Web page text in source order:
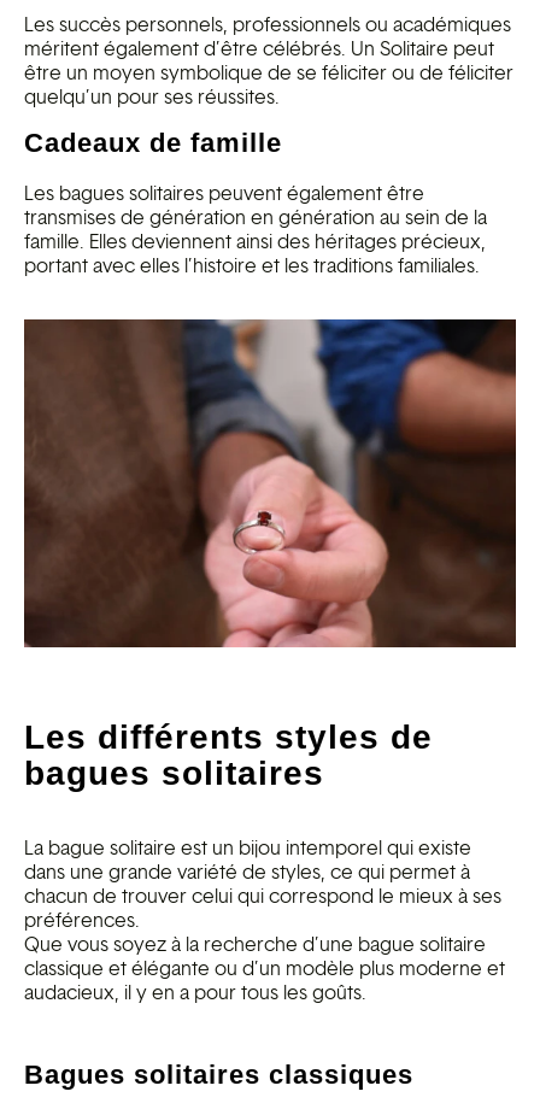
Les succès personnels, professionnels ou académiques
méritent également d’être célébrés. Un Solitaire peut
être un moyen symbolique de se féliciter ou de féliciter
quelqu’un pour ses réussites.
Cadeaux de famille
Les bagues solitaires peuvent également être
transmises de génération en génération au sein de la
famille. Elles deviennent ainsi des héritages précieux,
portant avec elles l’histoire et les traditions familiales.
Les différents styles de
bagues solitaires
La bague solitaire est un bijou intemporel qui existe
dans une grande variété de styles, ce qui permet à
chacun de trouver celui qui correspond le mieux à ses
préférences.
Que vous soyez à la recherche d’une bague solitaire
classique et élégante ou d’un modèle plus moderne et
audacieux, il y en a pour tous les goûts.
Bagues solitaires classiques